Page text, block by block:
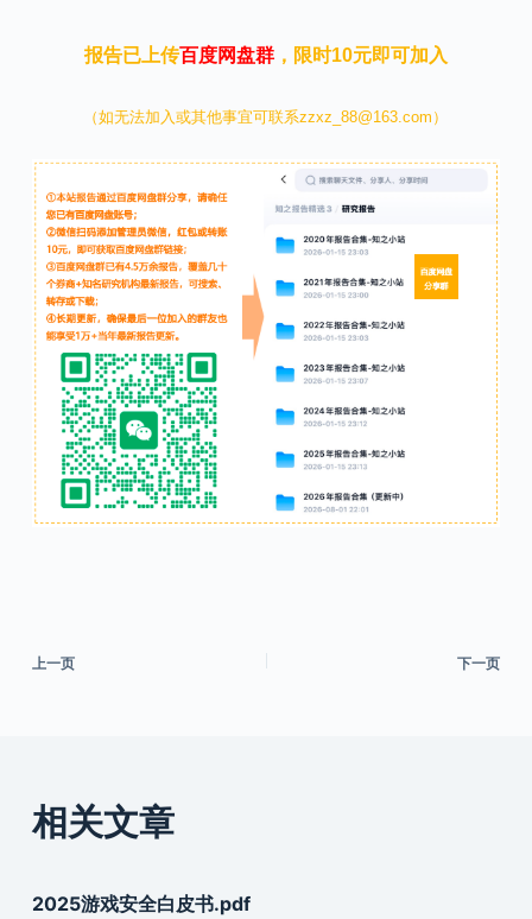
报告已上传百度网盘群，限时10元即可加入
（如无法加入或其他事宜可联系zzxz_88@163.com）
上一页 下一页
相关文章
2025游戏安全白皮书.pdf